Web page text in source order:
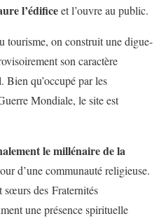
l’édificeet l’ouvre au public.
tourisme, on construit une digue-
son caractère
qu’occupé par les
Mondiale, le site est
le millénaire de la
d’une communauté religieuse.
sœurs des Fraternités
une présence spirituelle